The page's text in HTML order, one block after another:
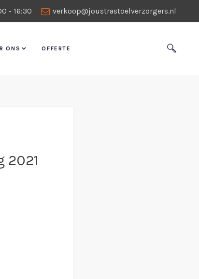
- 16:30 verkoop@joustrastoelverzorgers.nl
ONS OFFERTE